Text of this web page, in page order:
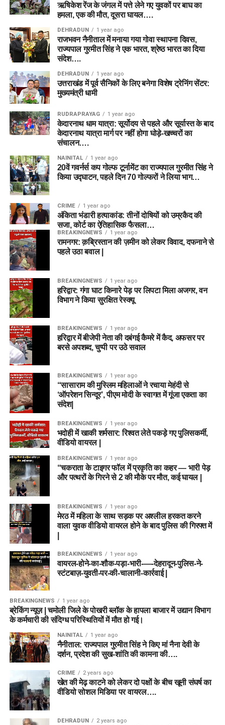
ऋषिकेश रेंज के जंगल में पत्ते लेने गए युवकों पर बाघ का
हमला, एक की मौत, दूसरा घायल….
DEHRADUN 1 year ago
राजभवन नैनीताल में मनाया गया गोवा स्थापना दिवस,
राज्यपाल गुरमीत सिंह ने एक भारत, श्रेष्ठ भारत का दिया
संदेश….
DEHRADUN 1 year ago
उत्तराखंड में पूर्व सैनिकों के लिए बनेगा विशेष ट्रेनिंग सेंटर:
मुख्यमंत्री धामी
RUDRAPRAYAG 1 year ago
केदारनाथ धाम यात्रा: सूर्योदय से पहले और सूर्यास्त के बाद
केदारनाथ यात्रा मार्ग पर नहीं होगा घोड़े-खच्चरों का
संचालन….
NAINITAL 1 year ago
20वें गवर्नर्स कप गोल्फ टूर्नामेंट का राज्यपाल गुरमीत सिंह ने
किया उद्घाटन, पहले दिन 70 गोल्फरों ने लिया भाग…
CRIME 1 year ago
अंकिता भंडारी हत्याकांड: तीनों दोषियों को उम्रकैद की
सजा, कोर्ट का ऐतिहासिक फैसला…
BREAKINGNEWS 1 year ago
रामनगर: क़ब्रिस्तान की ज़मीन को लेकर विवाद, दफनाने से
पहले उठा बवाल |
BREAKINGNEWS 1 year ago
हरिद्वार: गंगा घाट किनारे पेड़ पर लिपटा मिला अजगर, वन
विभाग ने किया सुरक्षित रेस्क्यू
BREAKINGNEWS 1 year ago
हरिद्वार में बीजेपी नेता की दबंगई कैमरे में कैद, अफसर पर
बरसे अपशब्द, चुप्पी पर उठे सवाल
BREAKINGNEWS 1 year ago
“सासाराम की मुस्लिम महिलाओं ने रचाया मेहंदी से
‘ऑपरेशन सिन्दूर’, पीएम मोदी के स्वागत में गूंजा एकता का
संदेश|
BREAKINGNEWS 1 year ago
भदोही में खाकी शर्मसार: रिश्वत लेते पकड़े गए पुलिसकर्मी,
वीडियो वायरल |
BREAKINGNEWS 1 year ago
“चकराता के टाइगर फॉल में प्रकृति का कहर — भारी पेड़
और पत्थरों के गिरने से 2 की मौके पर मौत, कई घायल |
BREAKINGNEWS 1 year ago
मेरठ में महिला के साथ सड़क पर अश्लील हरकत करने
वाला युवक वीडियो वायरल होने के बाद पुलिस की गिरफ्त में
BREAKINGNEWS 1 year ago
वायरल-होने-का-शौक-पड़ा-भारी-—-देहरादून-पुलिस-ने-
स्टंटबाज़-युवती-पर-की-चालानी-कार्रवाई |
BREAKINGNEWS 1 year ago
ब्रेकिंग न्यूज़ | चमोली जिले के पोखरी ब्लॉक के हापला बाजार में उद्यान विभाग
के कर्मचारी की संदिग्ध परिस्थितियों में मौत हो गई।
NAINITAL 1 year ago
नैनीताल: राज्यपाल गुरमीत सिंह ने किए मां नैना देवी के
दर्शन, प्रदेश की सुख-शांति की कामना की….
CRIME 2 years ago
खेत की मेढ़ काटने को लेकर दो पक्षों के बीच खूनी संघर्ष का
वीडियो सोशल मिडिया पर वायरल….
DEHRADUN 2 years ago